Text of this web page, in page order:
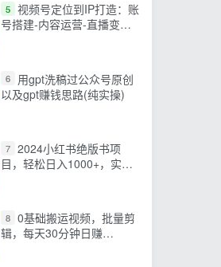
5 视频号定位到IP打造：账
号搭建-内容运营-直播变
6
用gpt洗稿过公众号原创
以及gpt赚钱思路(纯实操)
7 2024小红书绝版书项
目，轻松日入1000+，实战
8 0基础搬运视频，批量剪
辑，每天30分钟日赚